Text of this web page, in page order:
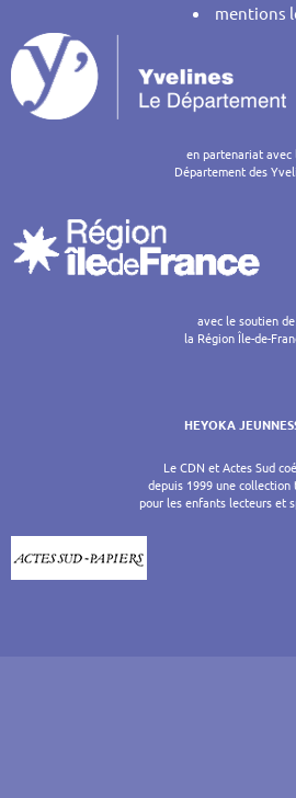
mentions
en partenariat avec
Département des
avec le soutien de
la Région Île-de-
HEYOKA
Le CDN et Actes Sud
depuis 1999 une
pour les enfants lecteurs et